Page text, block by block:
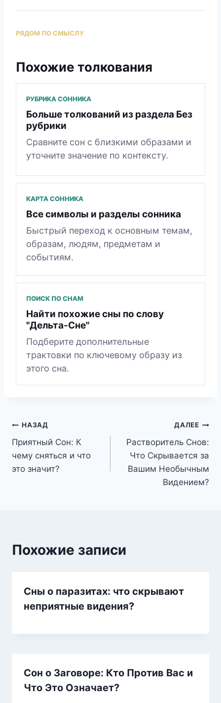
РЯДОМ ПО СМЫСЛУ
Похожие толкования
РУБРИКА СОННИКА
Больше толкований из раздела Без
рубрики
Сравните сон с близкими образами и
уточните значение по контексту.
КАРТА СОННИКА
Все символы и разделы сонника
Быстрый переход к основным темам,
образам, людям, предметам и
событиям.
ПОИСК ПО СНАМ
Найти похожие сны по слову
"Дельта-Сне"
Подберите дополнительные
трактовки по ключевому образу из
этого сна.
Навигация
по
записям
НАЗАД
Приятный Сон: К
чему сняться и что
это значит?
ДАЛЕЕ
Растворитель Снов:
Что Скрывается за
Вашим Необычным
Видением?
Похожие записи
Сны о паразитах: что скрывают
неприятные видения?
Сон о Заговоре: Кто Против Вас и
Что Это Означает?